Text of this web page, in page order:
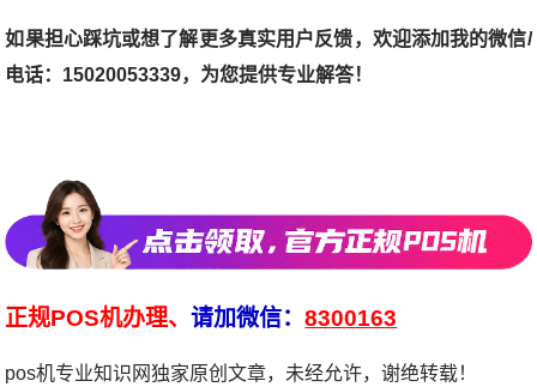
如果担心踩坑或想了解更多真实用户反馈，欢迎添加我的微信/
电话：15020053339，为您提供专业解答！
正规POS机办理、请加微信：8300163
pos机专业知识网独家原创文章，未经允许，谢绝转载！